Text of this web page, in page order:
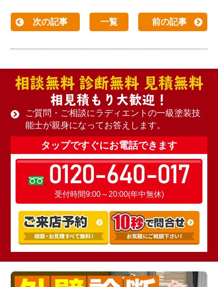
次の記事 一覧 前の記事
相談無料 診断無料 見積無料
相見積もり大歓迎！
ご質問・ご相談にラディエントの一級塗装技
能士が親身になってお答えします。
タップですぐにお電話できます
0120-640-017
受付時間9:00～20:00(年中無休)